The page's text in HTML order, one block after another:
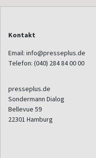
Kontakt
Email: info@presseplus.de
Telefon: (040) 284 84 00 00
presseplus.de
Sondermann Dialog
Bellevue 59
22301 Hamburg